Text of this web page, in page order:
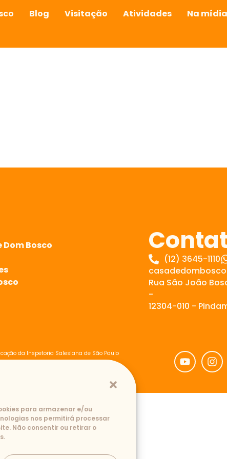
para armazenar e/ou
nos permitirá processar
Não consentir ou retirar o
Blog Visitação Atividades Na mídia
Dom Bosco
(12) 3645-1110
Rua São João
-
12304-010 -
da Inspetoria Salesiana de São Paulo